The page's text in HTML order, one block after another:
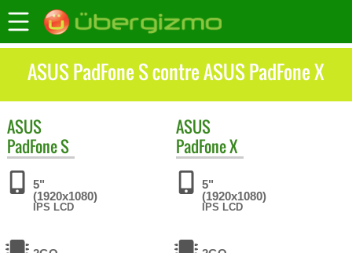
ASUS PadFone S contre ASUS PadFone X
ASUS
PadFone S
5"
(1920x1080)
IPS LCD
ASUS
PadFone X
5"
(1920x1080)
IPS LCD